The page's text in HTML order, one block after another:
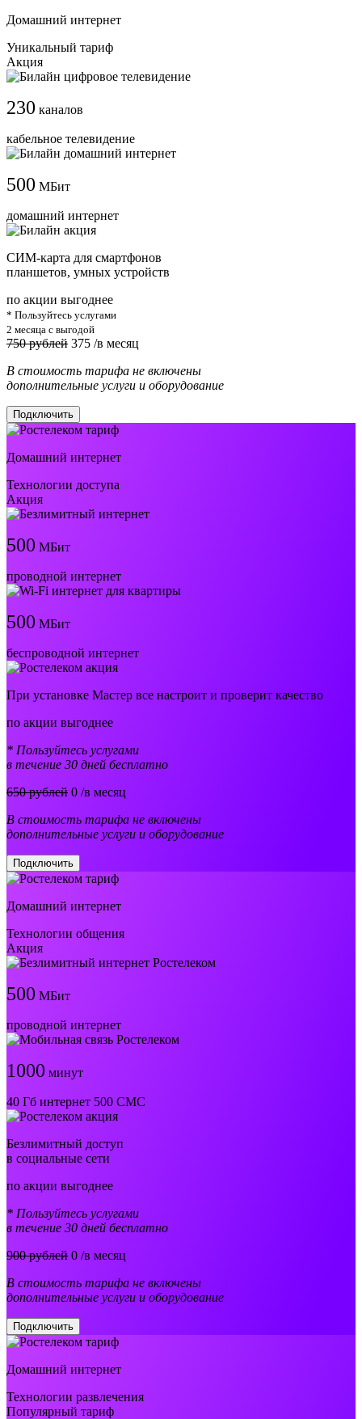
Домашний интернет
Уникальный тариф
Акция
230 каналов
кабельное телевидение
500 МБит
домашний интернет
СИМ-карта для смартфонов
планшетов, умных устройств
по акции выгоднее
* Пользуйтесь услугами
2 месяца с выгодой
750 рублей 375 /в месяц
В стоимость тарифа не включены
дополнительные услуги и оборудование
Подключить
Домашний интернет
Технологии доступа
Акция
500 МБит
проводной интернет
500 МБит
беспроводной интернет
При установке Мастер все настроит и проверит качество
по акции выгоднее
* Пользуйтесь услугами
в течение 30 дней бесплатно
650 рублей 0 /в месяц
В стоимость тарифа не включены
дополнительные услуги и оборудование
Подключить
Домашний интернет
Технологии общения
Акция
500 МБит
проводной интернет
1000 минут
40 Гб интернет 500 СМС
Безлимитный доступ
в социальные сети
по акции выгоднее
* Пользуйтесь услугами
в течение 30 дней бесплатно
900 рублей 0 /в месяц
В стоимость тарифа не включены
дополнительные услуги и оборудование
Подключить
Домашний интернет
Технологии развлечения
Популярный тариф